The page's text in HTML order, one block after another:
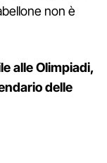
non è
alle Olimpiadi,
delle